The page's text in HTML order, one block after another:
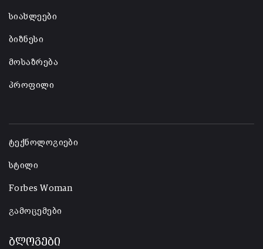
სიახლეები
ბიზნესი
მოსაზრება
პროფილი
ტექნოლოგიები
სტილი
Forbes Woman
გამოცემები
ბლოგები